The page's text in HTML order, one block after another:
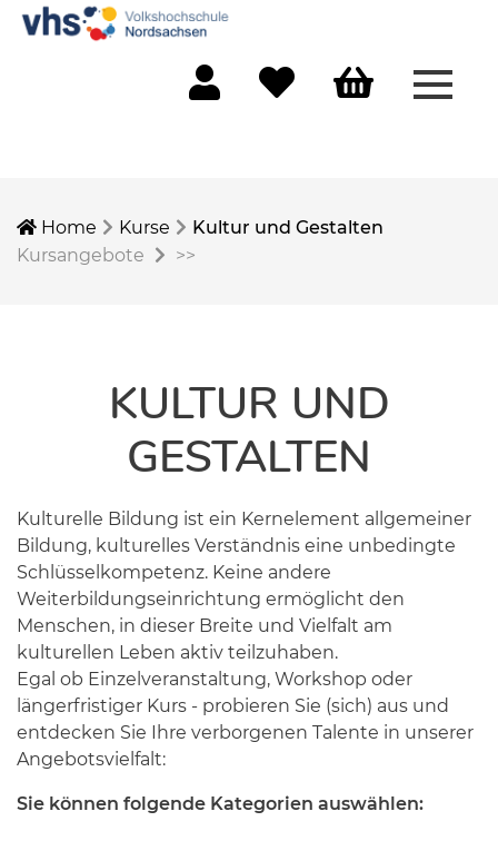
Home Kurse
Kultur und Gestalten
Kursangebote
>>
KULTUR UND
GESTALTEN
Kulturelle Bildung ist ein Kernelement allgemeiner
Bildung, kulturelles Verständnis eine unbedingte
Schlüsselkompetenz. Keine andere
Weiterbildungseinrichtung ermöglicht den
Menschen, in dieser Breite und Vielfalt am
kulturellen Leben aktiv teilzuhaben.
Egal ob Einzelveranstaltung, Workshop oder
längerfristiger Kurs - probieren Sie (sich) aus und
entdecken Sie Ihre verborgenen Talente in unserer
Angebotsvielfalt:
Sie können folgende Kategorien auswählen: